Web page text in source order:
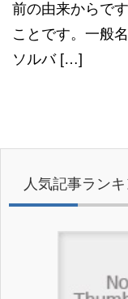
前の由来からで
ことです。一般
ソルバ […]
人気記事ラン